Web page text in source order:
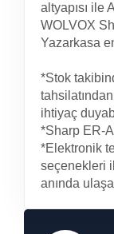
altyapısı ile
WOLVOX
Yazarkasa
*Stok
ihtiyaç
*Sharp ER-
*Elektronik
seçenekleri
anında